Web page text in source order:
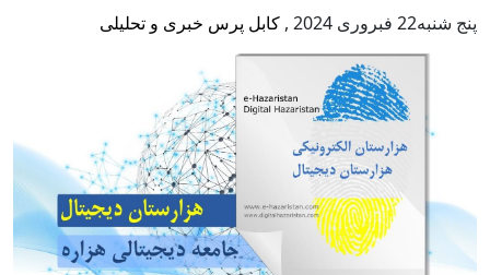
پنج شنبه22 فبروری 2024 , کابل پرس خبری و تحلیلی